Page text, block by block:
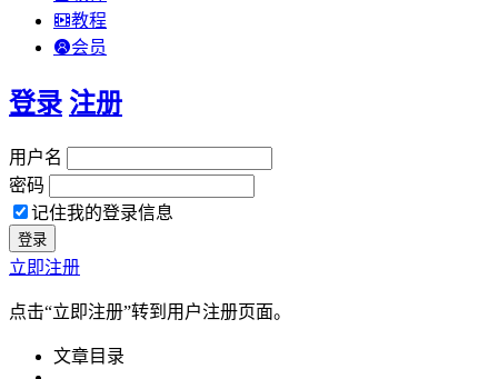
教程
会员
登录 注册
用户名
密码
记住我的登录信息
立即注册
点击“立即注册”转到用户注册页面。
文章目录